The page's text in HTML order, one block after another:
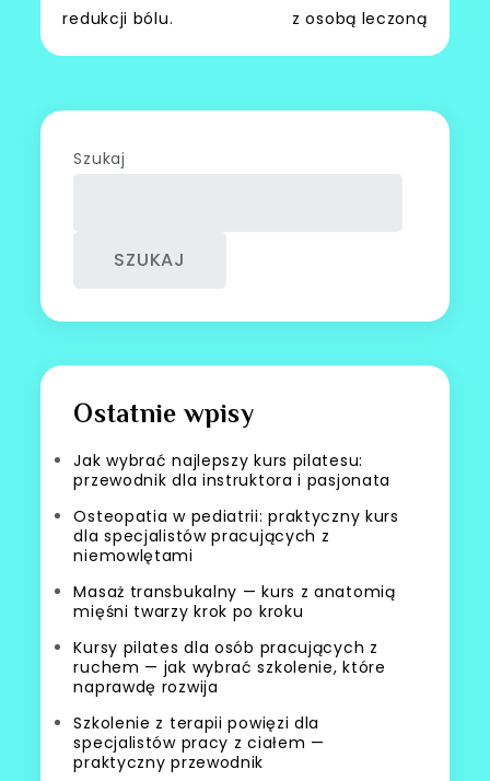
redukcji bólu.
z osobą leczoną
Szukaj
SZUKAJ
Ostatnie wpisy
Jak wybrać najlepszy kurs pilatesu:
przewodnik dla instruktora i pasjonata
Osteopatia w pediatrii: praktyczny kurs
dla specjalistów pracujących z
niemowlętami
Masaż transbukalny — kurs z anatomią
mięśni twarzy krok po kroku
Kursy pilates dla osób pracujących z
ruchem — jak wybrać szkolenie, które
naprawdę rozwija
Szkolenie z terapii powięzi dla
specjalistów pracy z ciałem —
praktyczny przewodnik